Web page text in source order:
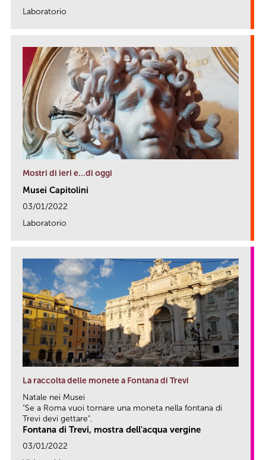
Laboratorio
Mostri di ieri e...di oggi
Musei Capitolini
03/01/2022
Laboratorio
La raccolta delle monete a Fontana di Trevi
Natale nei Musei
"Se a Roma vuoi tornare una moneta nella fontana di
Trevi devi gettare".
Fontana di Trevi, mostra dell'acqua vergine
03/01/2022